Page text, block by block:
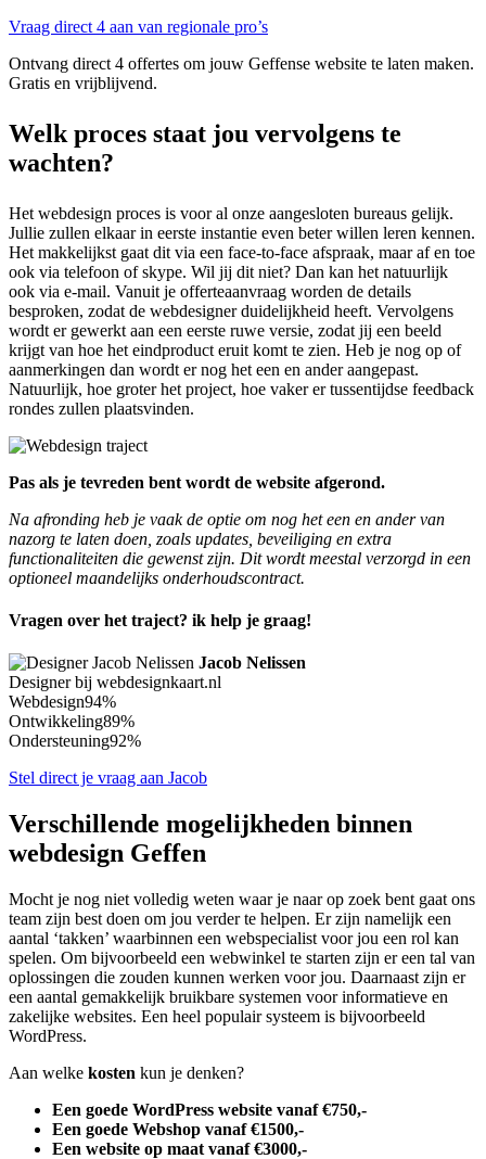
Vraag direct 4 aan van regionale pro’s
Ontvang direct 4 offertes om jouw Geffense website te laten maken.
Gratis en vrijblijvend.
Welk proces staat jou vervolgens te
wachten?
Het webdesign proces is voor al onze aangesloten bureaus gelijk.
Jullie zullen elkaar in eerste instantie even beter willen leren kennen.
Het makkelijkst gaat dit via een face-to-face afspraak, maar af en toe
ook via telefoon of skype. Wil jij dit niet? Dan kan het natuurlijk
ook via e-mail. Vanuit je offerteaanvraag worden de details
besproken, zodat de webdesigner duidelijkheid heeft. Vervolgens
wordt er gewerkt aan een eerste ruwe versie, zodat jij een beeld
krijgt van hoe het eindproduct eruit komt te zien. Heb je nog op of
aanmerkingen dan wordt er nog het een en ander aangepast.
Natuurlijk, hoe groter het project, hoe vaker er tussentijdse feedback
rondes zullen plaatsvinden.
Pas als je tevreden bent wordt de website afgerond.
Na afronding heb je vaak de optie om nog het een en ander van
nazorg te laten doen, zoals updates, beveiliging en extra
functionaliteiten die gewenst zijn. Dit wordt meestal verzorgd in een
optioneel maandelijks onderhoudscontract.
Vragen over het traject? ik help je graag!
Jacob Nelissen
Designer bij webdesignkaart.nl
Webdesign94%
Ontwikkeling89%
Ondersteuning92%
Stel direct je vraag aan Jacob
Verschillende mogelijkheden binnen
webdesign Geffen
Mocht je nog niet volledig weten waar je naar op zoek bent gaat ons
team zijn best doen om jou verder te helpen. Er zijn namelijk een
aantal ‘takken’ waarbinnen een webspecialist voor jou een rol kan
spelen. Om bijvoorbeeld een webwinkel te starten zijn er een tal van
oplossingen die zouden kunnen werken voor jou. Daarnaast zijn er
een aantal gemakkelijk bruikbare systemen voor informatieve en
zakelijke websites. Een heel populair systeem is bijvoorbeeld
WordPress.
Aan welke kosten kun je denken?
Een goede WordPress website vanaf €750,-
Een goede Webshop vanaf €1500,-
Een website op maat vanaf €3000,-